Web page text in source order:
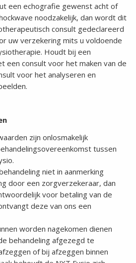
een echografie gewenst acht of
noodzakelijk, dan wordt dit
consult gedeclareerd
uw verzekering mits u voldoende
Houdt bij een
een consult voor het maken van de
voor het analyseren en
zijn onlosmakelijk
tussen
niet in aanmerking
door een zorgverzekeraar, dan
voor betaling van de
deze van ons een
worden nagekomen dienen
behandeling afgezegd te
of bij afzeggen binnen